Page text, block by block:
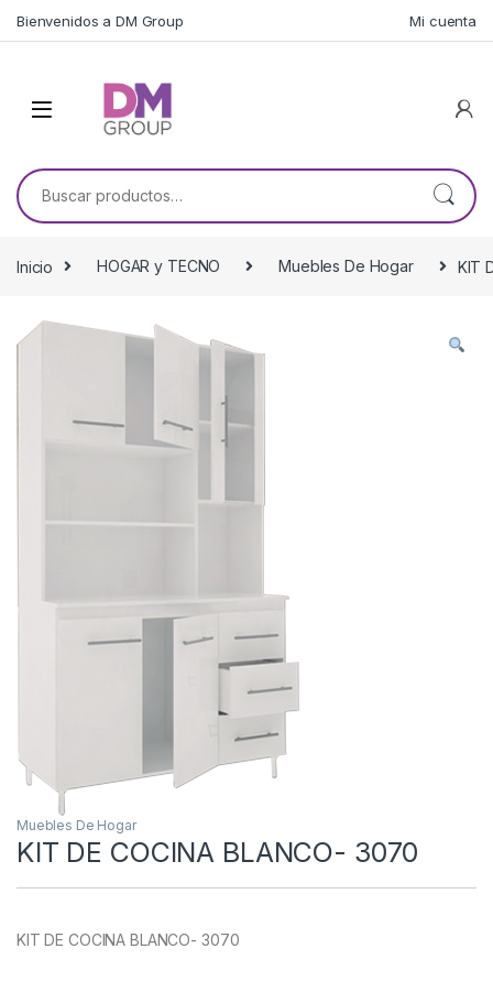
Bienvenidos a DM Group Mi cuenta
Buscar por:
Inicio HOGAR y TECNO Muebles De Hogar KIT
Muebles De Hogar
KIT DE COCINA BLANCO- 3070
KIT DE COCINA BLANCO- 3070